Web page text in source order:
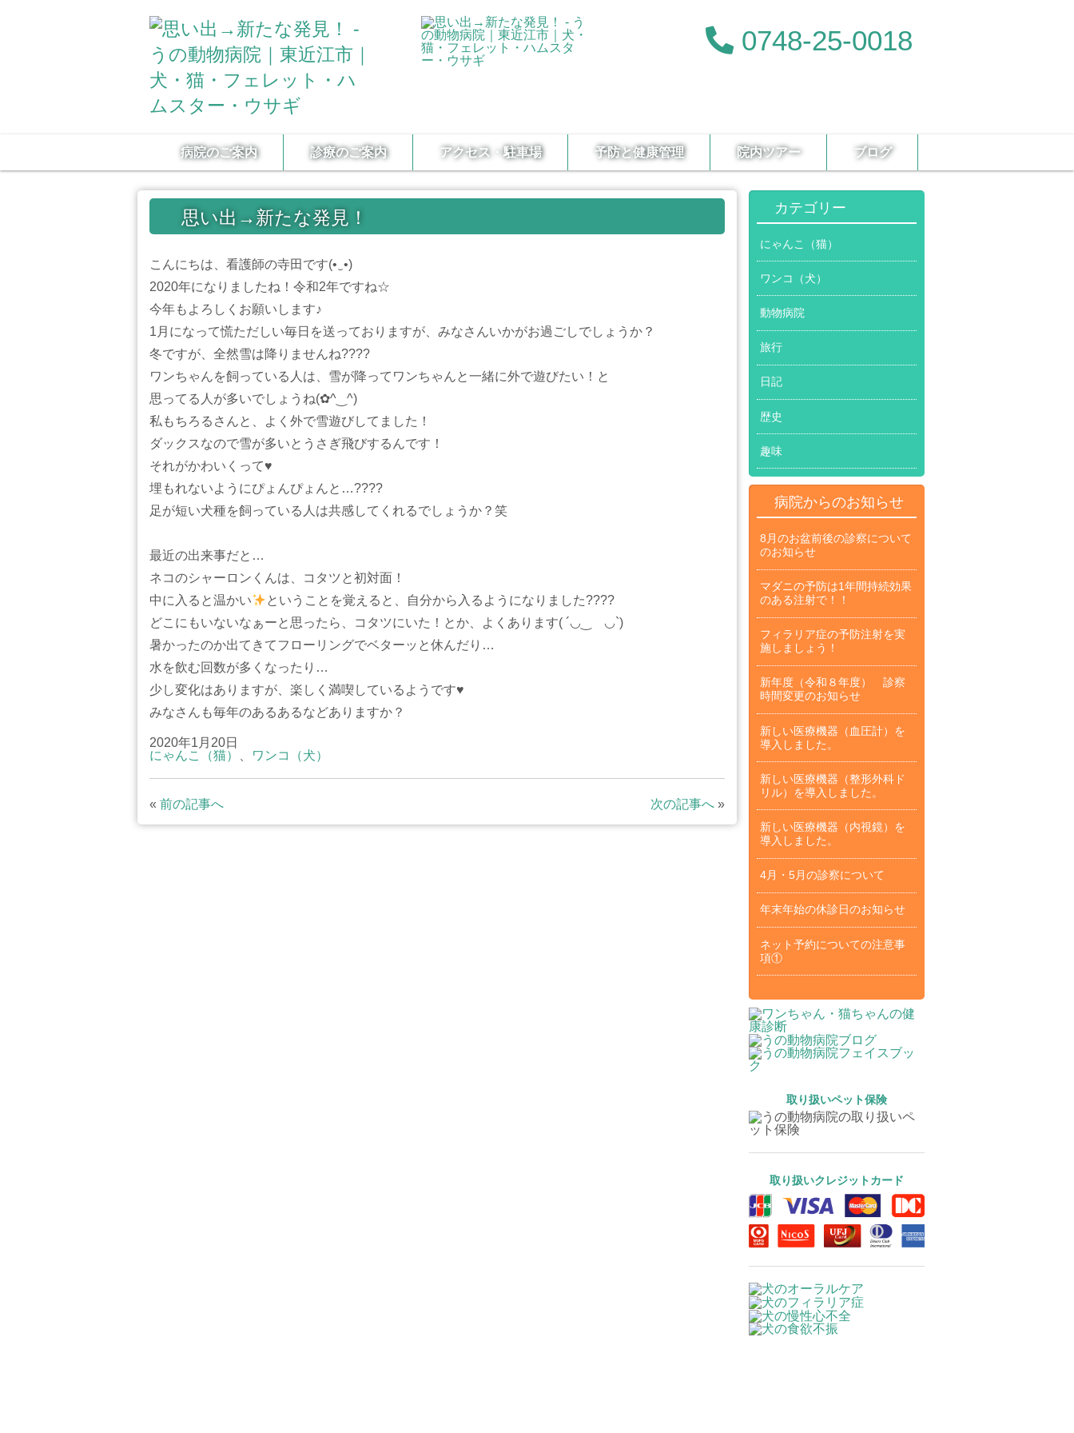
0748-25-0018
病院のご案内 診療のご案内 アクセス・駐車場 予防と健康管理 院内ツアー ブログ
思い出→新たな発見！
こんにちは、看護師の寺田です(•‿•)
2020年になりましたね！令和2年ですね☆
今年もよろしくお願いします♪
1月になって慌ただしい毎日を送っておりますが、みなさんいかがお過ごしでしょうか？
冬ですが、全然雪は降りませんね????
ワンちゃんを飼っている人は、雪が降ってワンちゃんと一緒に外で遊びたい！と
思ってる人が多いでしょうね(✿^‿^)
私もちろるさんと、よく外で雪遊びしてました！
ダックスなので雪が多いとうさぎ飛びするんです！
それがかわいくって♥️
埋もれないようにぴょんぴょんと…????
足が短い犬種を飼っている人は共感してくれるでしょうか？笑
最近の出来事だと…
ネコのシャーロンくんは、コタツと初対面！
中に入ると温かい
ということを覚えると、自分から入るようになりました????
どこにもいないなぁーと思ったら、コタツにいた！とか、よくあります( ´◡‿ゝ◡`)
暑かったのか出てきてフローリングでベターッと休んだり…
水を飲む回数が多くなったり…
少し変化はありますが、楽しく満喫しているようです♥️
みなさんも毎年のあるあるなどありますか？
2020年1月20日
にゃんこ（猫）
ワンコ（犬）
« 前の記事へ 次の記事へ »
カテゴリー
にゃんこ（猫）
ワンコ（犬）
動物病院
旅行
日記
歴史
趣味
病院からのお知らせ
8月のお盆前後の診察について
のお知らせ
マダニの予防は1年間持続効果
のある注射で！！
フィラリア症の予防注射を実
施しましょう！
新年度（令和８年度） 診察
時間変更のお知らせ
新しい医療機器（血圧計）を
導入しました。
新しい医療機器（整形外科ド
リル）を導入しました。
新しい医療機器（内視鏡）を
導入しました。
4月・5月の診察について
年末年始の休診日のお知らせ
ネット予約についての注意事
項①
取り扱いペット保険
取り扱いクレジットカード